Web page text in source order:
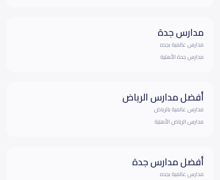
مدارس جدة
مدارس عالمية بجده
مدارس جدة الأهلية
أفضل مدارس الرياض
مدارس عالمية بالرياض
مدارس الرياض الأهلية
أفضل مدارس جدة
مدارس عالمية بجده